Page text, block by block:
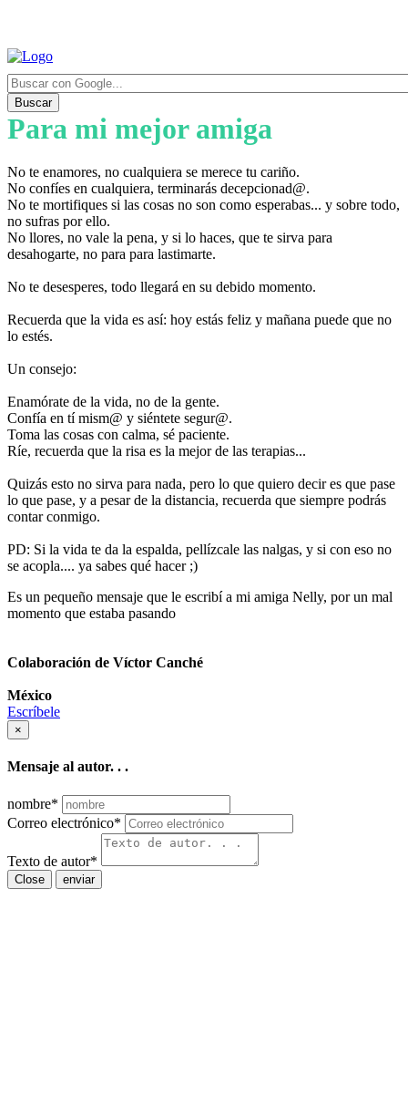
Buscar
Para mi mejor amiga
No te enamores, no cualquiera se merece tu cariño.
No confíes en cualquiera, terminarás decepcionad@.
No te mortifiques si las cosas no son como esperabas... y sobre todo,
no sufras por ello.
No llores, no vale la pena, y si lo haces, que te sirva para
desahogarte, no para para lastimarte.
No te desesperes, todo llegará en su debido momento.
Recuerda que la vida es así: hoy estás feliz y mañana puede que no
lo estés.
Un consejo:
Enamórate de la vida, no de la gente.
Confía en tí mism@ y siéntete segur@.
Toma las cosas con calma, sé paciente.
Ríe, recuerda que la risa es la mejor de las terapias...
Quizás esto no sirva para nada, pero lo que quiero decir es que pase
lo que pase, y a pesar de la distancia, recuerda que siempre podrás
contar conmigo.
PD: Si la vida te da la espalda, pellízcale las nalgas, y si con eso no
se acopla.... ya sabes qué hacer ;)
Es un pequeño mensaje que le escribí a mi amiga Nelly, por un mal
momento que estaba pasando
Colaboración de Víctor Canché
México
Escríbele
×
Mensaje al autor. . .
nombre*
Correo electrónico*
Texto de autor*
Close enviar